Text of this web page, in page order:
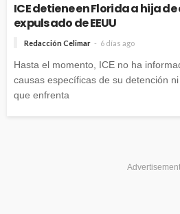
ICE detiene en Florida a hija
expulsado de EEUU
Redacción Celimar 6 días ago
Hasta el momento, ICE no ha
causas específicas de su detención
que enfrenta
Advertisement